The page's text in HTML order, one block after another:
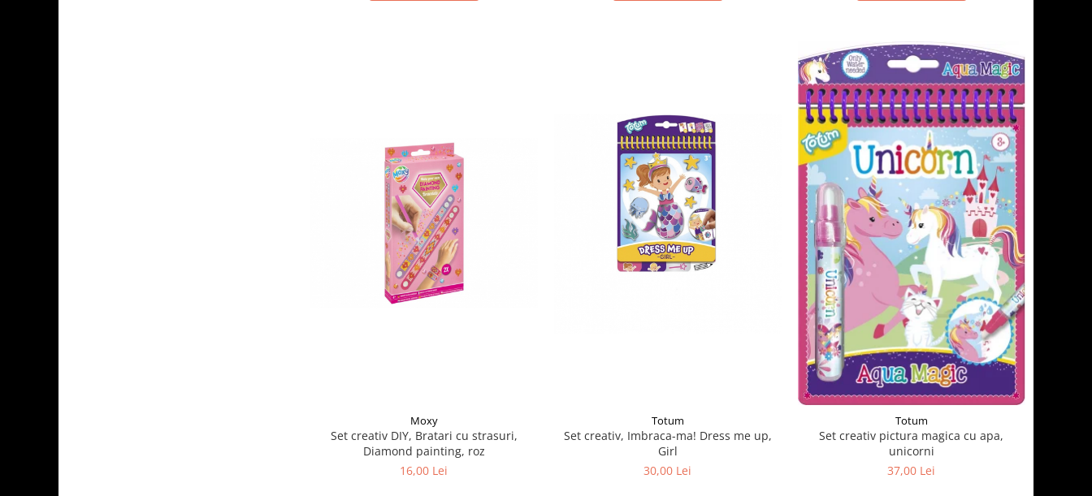
Moxy
Set creativ DIY, Bratari cu strasuri,
Diamond painting, roz
16,00 Lei
Totum
Set creativ, Imbraca-ma! Dress me up,
Girl
30,00 Lei
Totum
Set creativ pictura magica cu apa,
unicorni
37,00 Lei